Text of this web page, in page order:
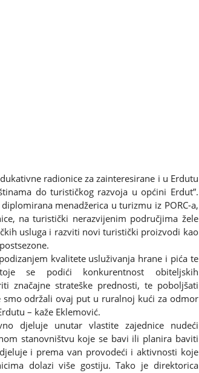
radionice za zainteresirane i u Erdutu
do turističkog razvoja u općini Erdut”.
menadžerica u turizmu iz PORC-a,
na turistički nerazvijenim područjima žele
usluga i razviti novi turistički proizvodi kao
kvalitete usluživanja hrane i pića te
se podići konkurentnost obiteljskih
značajne strateške prednosti, te poboljšati
smo održali ovaj put u ruralnoj kući za odmor
– kaže Eklemović.
djeluje unutar vlastite zajednice nudeći
stanovništvu koje se bavi ili planira baviti
i prema van provodeći i aktivnosti koje
dolazi više gostiju. Tako je direktorica